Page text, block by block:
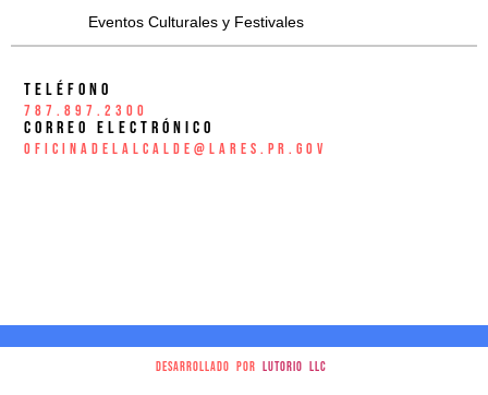
Eventos Culturales y Festivales
Teléfono
787.897.2300
Correo Electrónico
oficinadelalcalde@lares.pr.gov
Desarrollado por Lutorio LLC